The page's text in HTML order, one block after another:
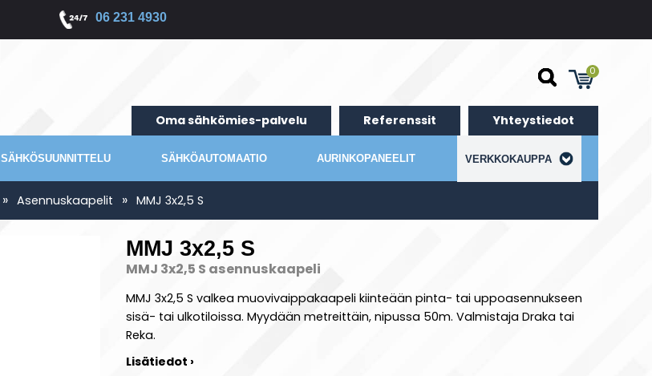
06 231 4930
0
Oma sähkömies-palvelu Referenssit Yhteystiedot
SÄHKÖSUUNNITTELU SÄHKÖAUTOMAATIO AURINKOPANEELIT VERKKOKAUPPA
» Asennuskaapelit » MMJ 3x2,5 S
MMJ 3x2,5 S
MMJ 3x2,5 S asennuskaapeli
MMJ 3x2,5 S valkea muovivaippakaapeli kiinteään pinta- tai uppoasennukseen
sisä- tai ulkotiloissa. Myydään metreittäin, nipussa 50m. Valmistaja Draka tai
Reka.
Lisätiedot ›